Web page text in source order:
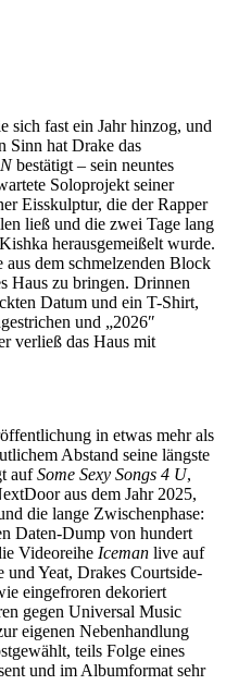
sich fast ein Jahr hinzog, und
Sinn hat Drake das
bestätigt – sein neuntes
Soloprojekt seiner
Eisskulptur, die der Rapper
ließ und die zwei Tage lang
herausgemeißelt wurde.
aus dem schmelzenden Block
Haus zu bringen. Drinnen
Datum und ein T-Shirt,
und „2026″
verließ das Haus mit
in etwas mehr als
Abstand seine längste
aufSome Sexy Songs 4 U,
aus dem Jahr 2025,
die lange Zwischenphase:
Daten-Dump von hundert
Videoreihe Iceman live auf
und Yeat, Drakes Courtside-
eingefroren dekoriert
gegen Universal Music
eigenen Nebenhandlung
teils Folge eines
und im Albumformat sehr